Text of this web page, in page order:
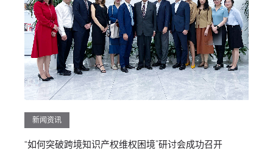
新闻资讯
“如何突破跨境知识产权维权困境”研讨会成功召开